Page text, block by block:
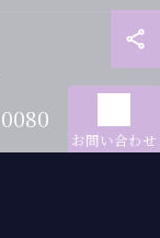
お問い合わせ
RESERVED.